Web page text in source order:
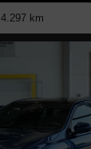
4.297 km